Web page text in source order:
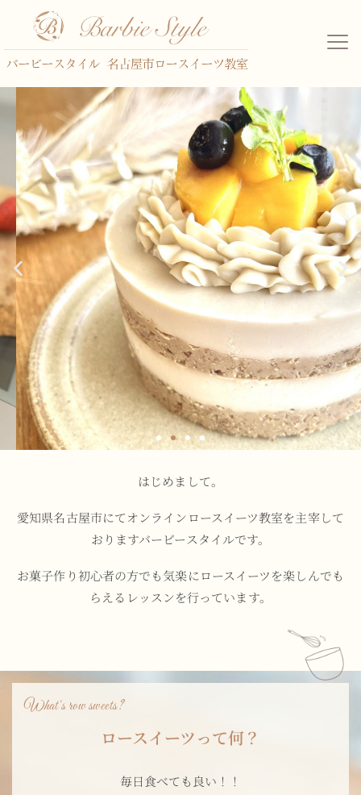
はじめまして。
愛知県名古屋市にてオンラインロースイーツ教室を主宰して
おりますバービースタイルです。
お菓子作り初心者の方でも気楽にロースイーツを楽しんでも
らえるレッスンを行っています。
What's row sweets?
ロースイーツって何？
毎日食べても良い！！